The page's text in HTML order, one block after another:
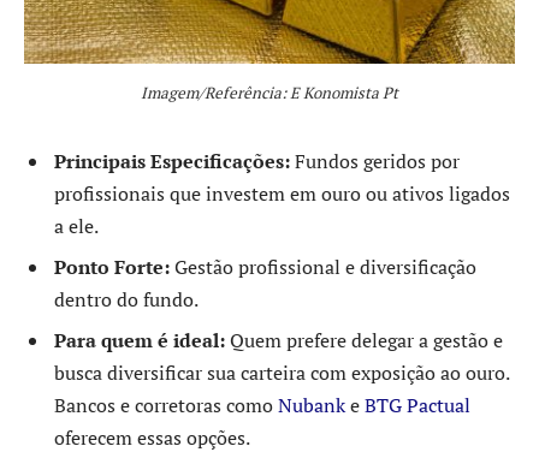
Imagem/Referência: E Konomista Pt
Principais Especificações:Fundos geridos por
profissionais que investem em ouro ou ativos ligados
a ele.
Ponto Forte:Gestão profissional e diversificação
dentro do fundo.
Para quem é ideal:Quem prefere delegar a gestão e
busca diversificar sua carteira com exposição ao ouro.
Bancos e corretoras comoNubankeBTG Pactual
oferecem essas opções.